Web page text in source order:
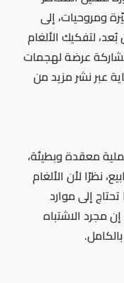
ومروحيات، إلى
لتفكيك الألغام
عرضة لهجمات
عبر نشر مزيد من
معقدة وبطيئة،
نظرًا لأن الألغام
إلى موارد
مجرد الاشتباه